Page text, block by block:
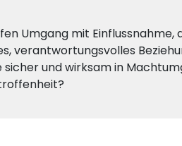
Umgang mit Einflussnahme,
verantwortungsvolles
und wirksam in